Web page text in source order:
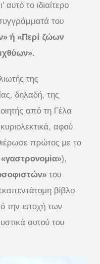
αυτό το ιδιαίτερο
του
ή «Περί ζώων
της
δηλαδή, της
από τη Γέλα
αφού
πρώτος με το
«γαστρονομία»),
του
βίβλο
την εποχή των
αυτού του